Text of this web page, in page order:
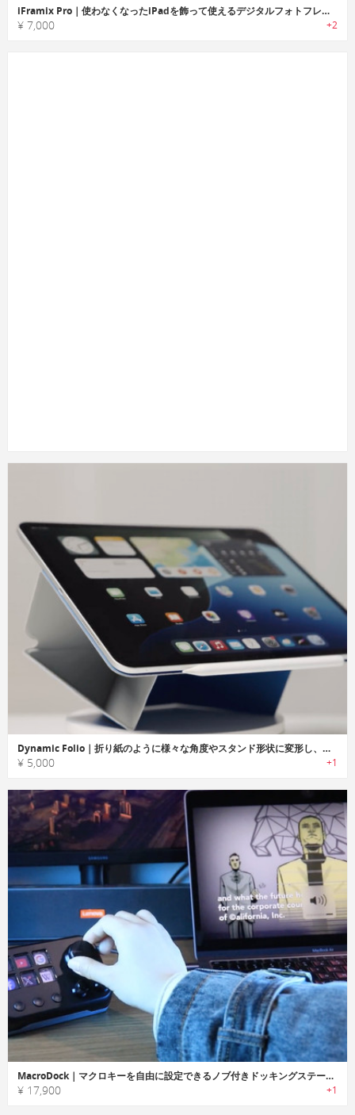
iFramix Pro｜使わなくなったiPadを飾って使えるデジタルフォトフレーム
¥ 7,000 +2
Dynamic Folio｜折り紙のように様々な角度やスタンド形状に変形し、作業が快適にできるiPad専用フローティングスタンド
¥ 5,000 +1
MacroDock｜マクロキーを自由に設定できるノブ付きドッキングステーション
¥ 17,900 +1